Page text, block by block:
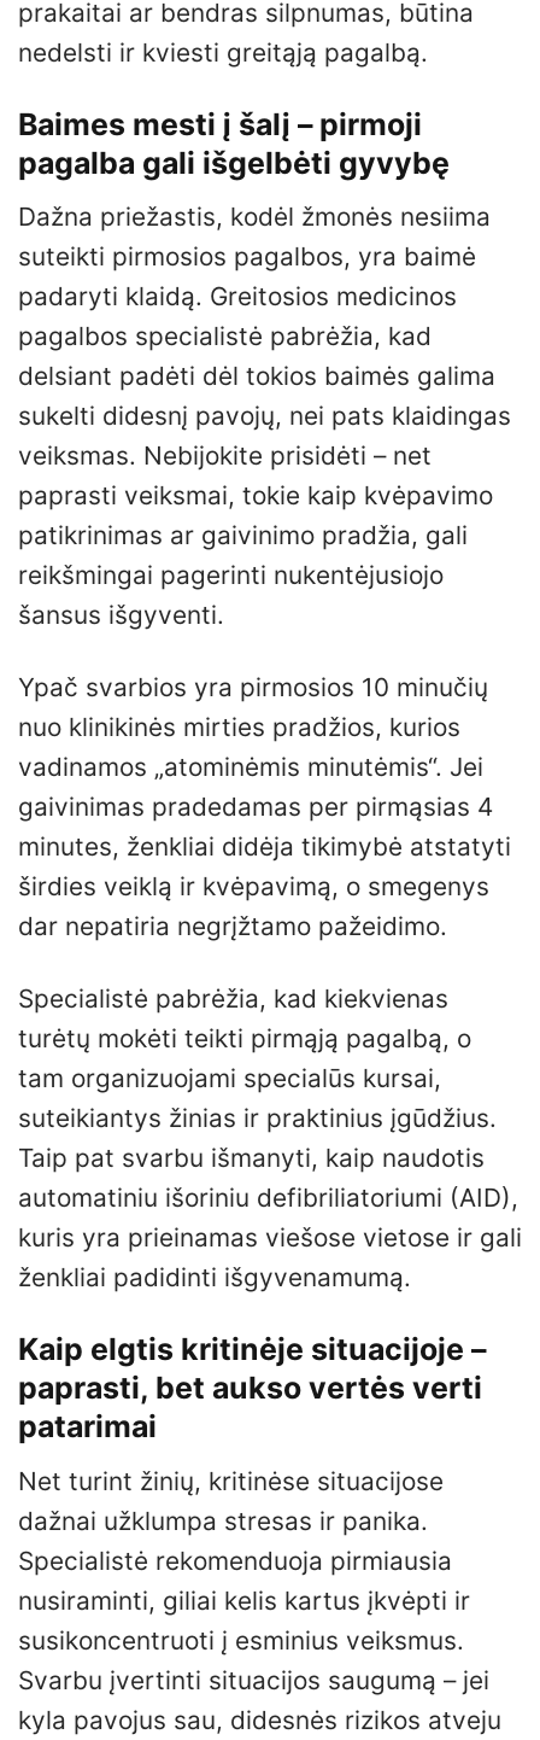
prakaitai ar bendras silpnumas, būtina
nedelsti ir kviesti greitąją pagalbą.
Baimes mesti į šalį – pirmoji
pagalba gali išgelbėti gyvybę
Dažna priežastis, kodėl žmonės nesiima
suteikti pirmosios pagalbos, yra baimė
padaryti klaidą. Greitosios medicinos
pagalbos specialistė pabrėžia, kad
delsiant padėti dėl tokios baimės galima
sukelti didesnį pavojų, nei pats klaidingas
veiksmas. Nebijokite prisidėti – net
paprasti veiksmai, tokie kaip kvėpavimo
patikrinimas ar gaivinimo pradžia, gali
reikšmingai pagerinti nukentėjusiojo
šansus išgyventi.
Ypač svarbios yra pirmosios 10 minučių
nuo klinikinės mirties pradžios, kurios
vadinamos „atominėmis minutėmis“. Jei
gaivinimas pradedamas per pirmąsias 4
minutes, ženkliai didėja tikimybė atstatyti
širdies veiklą ir kvėpavimą, o smegenys
dar nepatiria negrįžtamo pažeidimo.
Specialistė pabrėžia, kad kiekvienas
turėtų mokėti teikti pirmąją pagalbą, o
tam organizuojami specialūs kursai,
suteikiantys žinias ir praktinius įgūdžius.
Taip pat svarbu išmanyti, kaip naudotis
automatiniu išoriniu defibriliatoriumi (AID),
kuris yra prieinamas viešose vietose ir gali
ženkliai padidinti išgyvenamumą.
Kaip elgtis kritinėje situacijoje –
paprasti, bet aukso vertės verti
patarimai
Net turint žinių, kritinėse situacijose
dažnai užklumpa stresas ir panika.
Specialistė rekomenduoja pirmiausia
nusiraminti, giliai kelis kartus įkvėpti ir
susikoncentruoti į esminius veiksmus.
Svarbu įvertinti situacijos saugumą – jei
kyla pavojus sau, didesnės rizikos atveju